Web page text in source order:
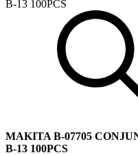
MAKITA B-07705
B-13 100PCS